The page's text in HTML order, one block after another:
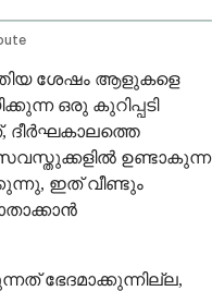
ശേഷം ആളുകളെ
ഒരു കുറിപ്പടി
ദീർഘകാലത്തെ
ഉണ്ടാകുന്ന
ഇത് വീണ്ടും
ഭേദമാക്കുന്നില്ല,